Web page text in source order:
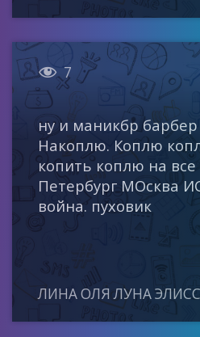
 7
ну и маникбр
Накоплю. Коплю
копить коплю на
Петербург МОсква
война. пуховик
ЛИНА ОЛЯ ЛУНА